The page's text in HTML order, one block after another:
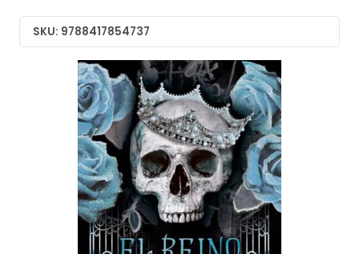
SKU: 9788417854737